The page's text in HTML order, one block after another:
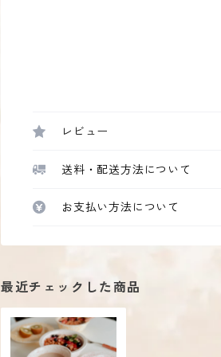
レビュー
送料・配送方法について
お支払い方法について
最近チェックした商品